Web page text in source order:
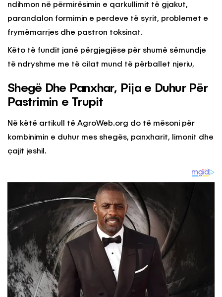
ndihmon në përmirësimin e qarkullimit të gjakut,
parandalon formimin e perdeve të syrit, problemet e
frymëmarrjes dhe pastron toksinat.
Këto të fundit janë përgjegjëse për shumë sëmundje
të ndryshme me të cilat mund të përballet njeriu,
Shegë Dhe Panxhar, Pija e Duhur Për
Pastrimin e Trupit
Në këtë artikull të AgroWeb.org do të mësoni për
kombinimin e duhur mes shegës, panxharit, limonit dhe
çajit jeshil.